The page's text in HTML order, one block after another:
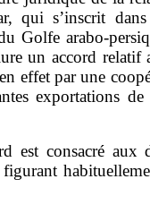
qui s’inscrit
Golfe
un accord relatif
effet par une
exportations
est consacré aux